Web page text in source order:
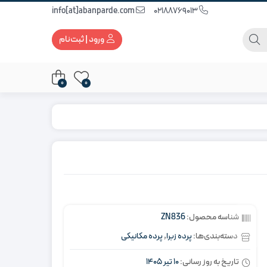
ورود | ثبت‌نام
0
0
شناسه محصول:ZN836
دسته‌بندی‌ها:پرده زبرا,پرده مکانیکی
تاریخ به روز رسانی:10 تیر 1405